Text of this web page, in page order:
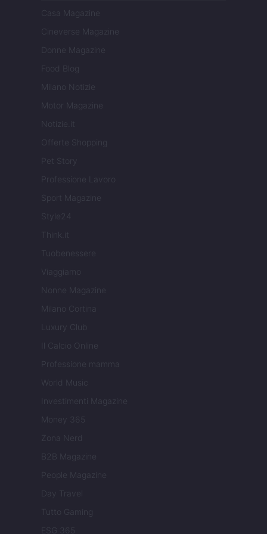
Casa Magazine
Cineverse Magazine
Donne Magazine
Food Blog
Milano Notizie
Motor Magazine
Notizie.it
Offerte Shopping
Pet Story
Professione Lavoro
Sport Magazine
Style24
Think.it
Tuobenessere
Viaggiamo
Nonne Magazine
Milano Cortina
Luxury Club
Il Calcio Online
Professione mamma
World Music
Investimenti Magazine
Money 365
Zona Nerd
B2B Magazine
People Magazine
Day Travel
Tutto Gaming
ESG 365